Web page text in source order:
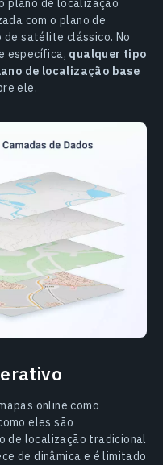
plano de localização
com o plano de
de satélite clássico. No
específica, qualquer tipo
de localização base
ele.
online como
eles são
de localização tradicional
de dinâmica e é limitado